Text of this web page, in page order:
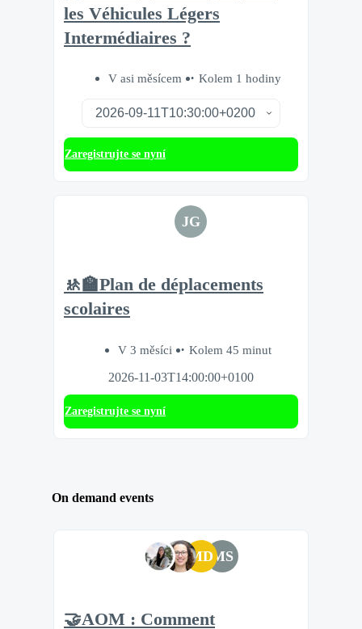
les Véhicules Légers
Intermédiaires ?
V asi měsícem Kolem 1 hodiny
Zaregistrujte se nyní
JG
🚸🏫Plan de déplacements
scolaires
V 3 měsíci
Kolem 45 minut
2026-11-03T14:00:00+0100
Zaregistrujte se nyní
On demand events
MDMS
🤝AOM : Comment